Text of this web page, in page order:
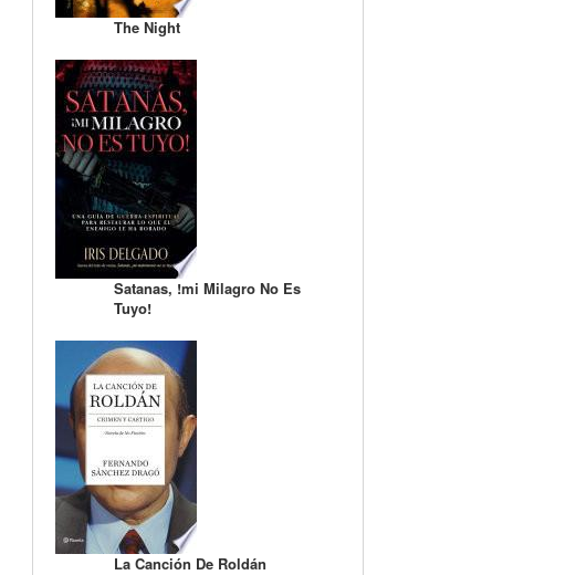
The Night
Satanas, !mi Milagro No Es
Tuyo!
La Canción De Roldán